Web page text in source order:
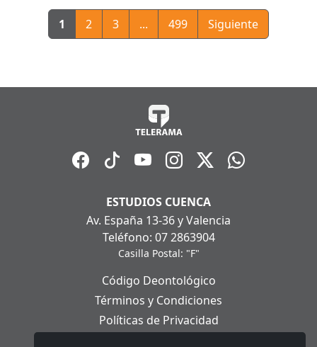
1 2 3 ... 499 Siguiente
ESTUDIOS CUENCA
Av. España 13-36 y Valencia
Teléfono: 07 2863904
Casilla Postal: "F"
Código Deontológico
Términos y Condiciones
Políticas de Privacidad